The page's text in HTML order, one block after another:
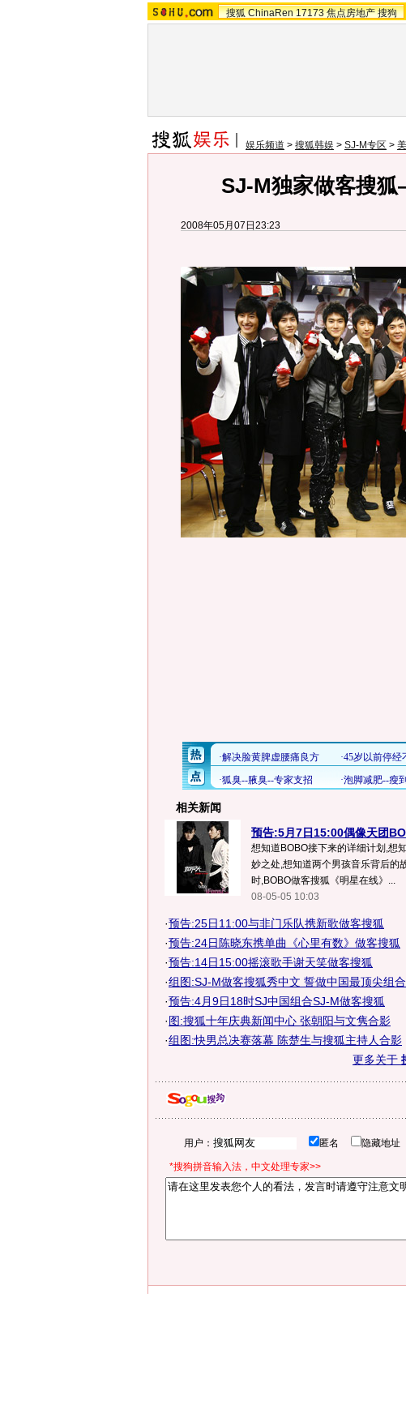
搜狐 ChinaRen 17173 焦点房地产 搜狗
娱乐频道 > 搜狐韩娱 > SJ-M专区 >
SJ-M独家做客搜
2008年05月07日23:23
相关新闻
预告:5月7日15:00偶像天团
想知道BOBO接下来的详细计划,想
妙之处,想知道两个男孩音乐背后的
时,BOBO做客搜狐《明星在线》...
08-05-05 10:03
·预告:25日11:00与非门乐队携新歌做客搜狐
·预告:24日陈晓东携单曲《心里有数》做客搜狐
·预告:14日15:00摇滚歌手谢天笑做客搜狐
·组图:SJ-M做客搜狐秀中文 誓做中国最顶尖组合
·预告:4月9日18时SJ中国组合SJ-M做客搜狐
·图:搜狐十年庆典新闻中心 张朝阳与文隽合影
·组图:快男总决赛落幕 陈楚生与搜狐主持人合影
更多关于
用户： 匿名 隐藏地址
*搜狗拼音输入法，中文处理专家>>